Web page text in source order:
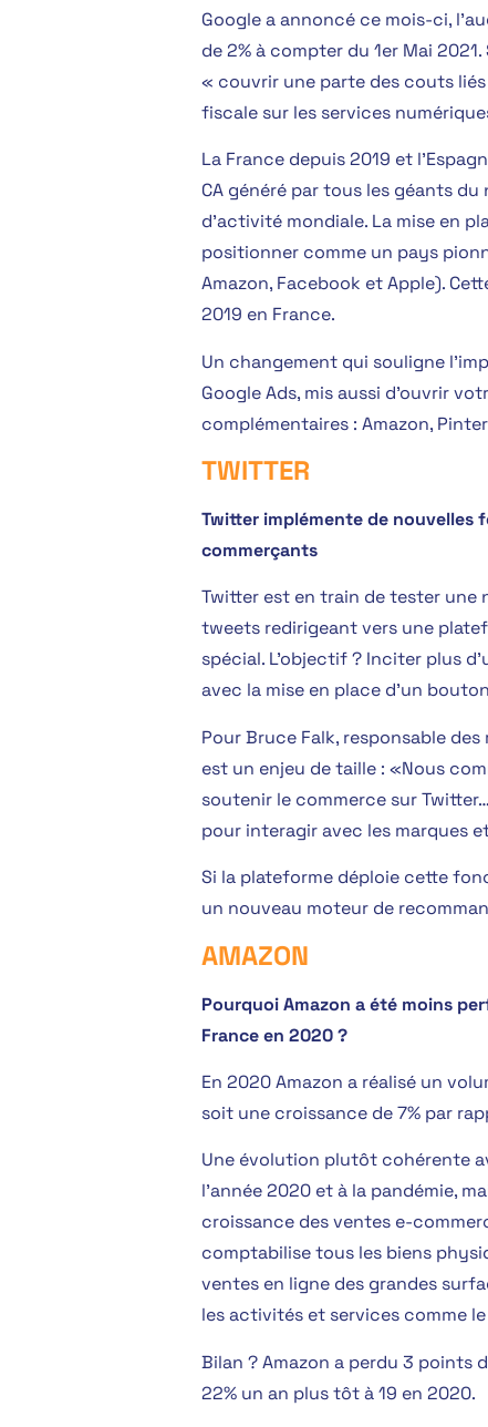
Google a annoncé ce mois-ci,
de 2% à compter du 1er Mai
« couvrir une parte des couts
fiscale sur les services
La France depuis 2019 et
CA généré par tous les géants
d’activité mondiale. La mise en
positionner comme un pays
Amazon, Facebook et Apple).
2019 en France.
Un changement qui souligne
Google Ads, mis aussi d’ouvrir
complémentaires : Amazon,
TWITTER
Twitter implémente de nouvelles
commerçants
Twitter est en train de tester
tweets redirigeant vers une
spécial. L’objectif ? Inciter plus
avec la mise en place d’un
Pour Bruce Falk, responsable
est un enjeu de taille : «Nous
soutenir le commerce sur
pour interagir avec les marques
Si la plateforme déploie cette
un nouveau moteur de
AMAZON
Pourquoi Amazon a été moins
France en 2020 ?
En 2020 Amazon a réalisé un
soit une croissance de 7% par
Une évolution plutôt cohérente
l’année 2020 et à la pandémie,
croissance des ventes e-
comptabilise tous les biens
ventes en ligne des grandes
les activités et services comme
Bilan ? Amazon a perdu 3 points
22% un an plus tôt à 19 en 2020.